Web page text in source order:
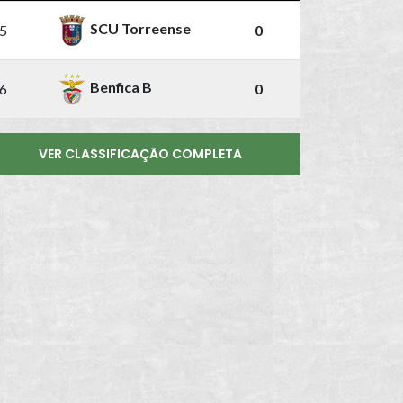
SCU Torreense 0
Benfica B 0
VER CLASSIFICAÇÃO COMPLETA